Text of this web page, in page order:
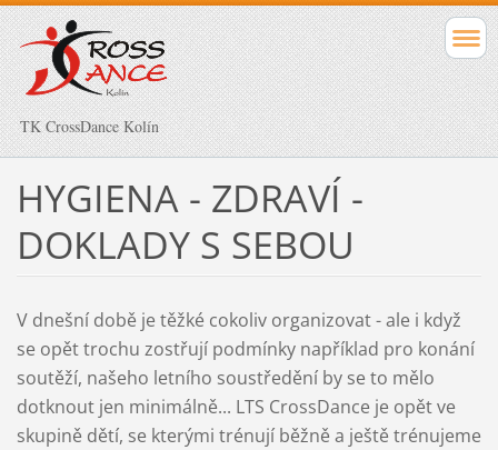
TK CrossDance Kolín
HYGIENA - ZDRAVÍ -
DOKLADY S SEBOU
V dnešní době je těžké cokoliv organizovat - ale i když
se opět trochu zostřují podmínky například pro konání
soutěží, našeho letního soustředění by se to mělo
dotknout jen minimálně... LTS CrossDance je opět ve
skupině dětí, se kterými trénují běžně a ještě trénujeme